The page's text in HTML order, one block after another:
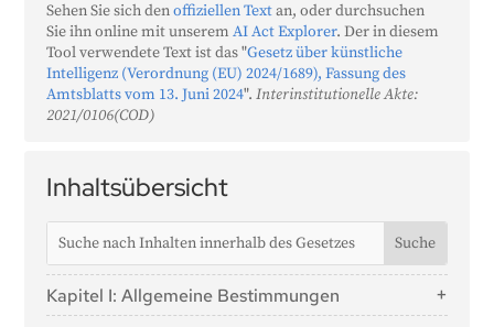
Inhaltsübersicht
Kapitel I: Allgemeine Bestimmungen
Sehen Sie sich denoffiziellen Textan, oder durchsuchen
Sie ihn online mit unseremAI Act Explorer. Der in diesem
Tool verwendete Text ist das "Gesetz über künstliche
Intelligenz (Verordnung (EU) 2024/1689), Fassung des
Amtsblatts vom 13. Juni 2024".Interinstitutionelle Akte:
2021/0106(COD)